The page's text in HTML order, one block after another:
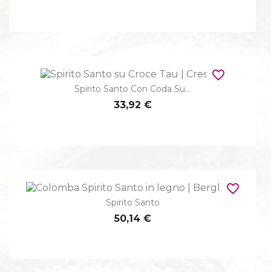
Spirito Santo Con Coda Su...
33,92 €
favorite_border
Spirito Santo
50,14 €
favorite_border